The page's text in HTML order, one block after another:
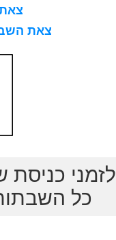
צאת
צאת השבת
לזמני
כל